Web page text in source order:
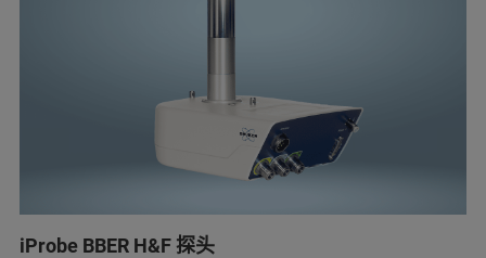
iProbe BBER H&F 探头